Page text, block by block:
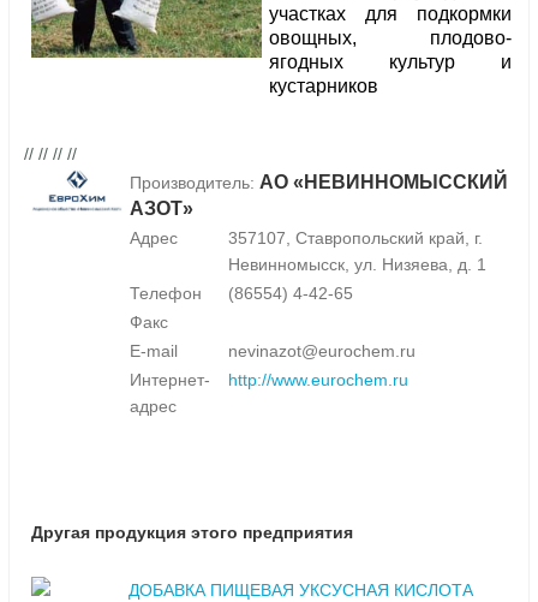
участках для подкормки
овощных, плодово-
ягодных культур и
кустарников
// // // //
Производитель: АО «НЕВИННОМЫССКИЙ
АЗОТ»
Адрес
357107, Ставропольский край, г.
Невинномысск, ул. Низяева, д. 1
Телефон
(86554) 4-42-65
Факс
E-mail
nevinazot@eurochem.ru
Интернет-
адрес
http://www.eurochem.ru
Другая продукция этого предприятия
ДОБАВКА ПИЩЕВАЯ УКСУСНАЯ КИСЛОТА